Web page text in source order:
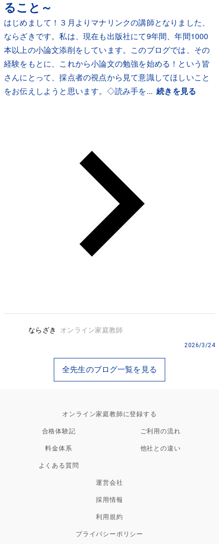
ること～
はじめまして！３月よりマナリンクの講師となりました、
ならざきです。私は、現在も出版社にて9年間、年間1000
本以上の小論文添削をしています。このブログでは、その
経験をもとに、これから小論文の勉強を始める！という皆
さんにとって、採点者の視点から見て意識してほしいこと
をお伝えしようと思います。◇読み手を... 続きを見る
ならざき オンライン家庭教師
2026/3/24
全先生のブログ一覧を見る
オンライン家庭教師に登録する
合格体験記
ご利用の流れ
料金体系
他社との違い
よくある質問
運営会社
採用情報
利用規約
プライバシーポリシー